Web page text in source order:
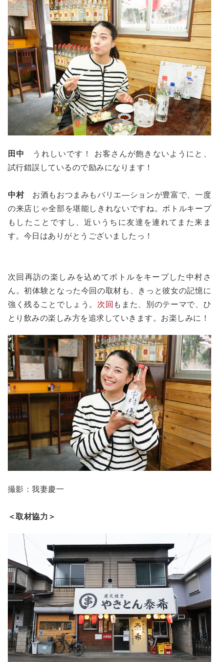
田中
うれしいです！ お客さんが飽きないようにと、
試行錯誤しているので励みになります！
中村お酒もおつまみもバリエ―ションが豊富で、一度
の来店じゃ全部を堪能しきれないですね。ボトルキープ
もしたことですし、近いうちに友達を連れてまた来ま
す。今日はありがとうございましたっ！
次回再訪の楽しみを込めてボトルをキープした中村さ
ん。初体験となった今回の取材も、きっと彼女の記憶に
強く残ることでしょう。 次回 もまた、別のテーマで、ひ
とり飲みの楽しみ方を追求していきます。お楽しみに！
撮影：我妻慶一
＜取材協力＞